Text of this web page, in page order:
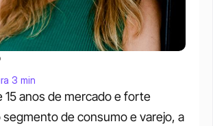
15 anos de mercado e forte
de consumo e varejo, a
3 min